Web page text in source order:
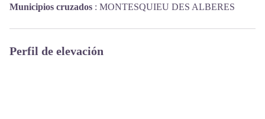
Municipios cruzados : MONTESQUIEU DES ALBERES
Perfil de elevación